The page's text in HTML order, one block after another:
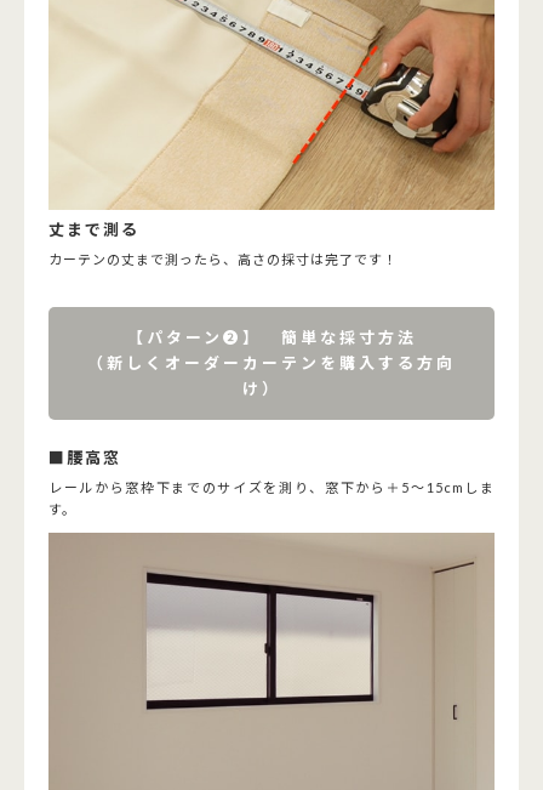
丈まで測る
カーテンの丈まで測ったら、高さの採寸は完了です！
【パターン➋】 簡単な採寸方法
（新しくオーダーカーテンを購入する方向
け）
■腰高窓
レールから窓枠下までのサイズを測り、窓下から＋5～15cmしま
す。